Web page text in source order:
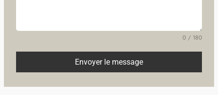
0 / 180
Envoyer le message